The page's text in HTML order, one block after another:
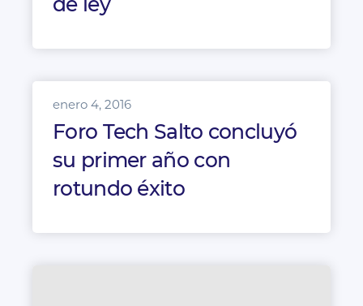
enero 4, 2016
Foro Tech Salto concluyó
su primer año con
rotundo éxito